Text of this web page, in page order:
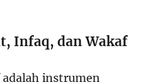
Infaq, dan Wakaf
instrumen